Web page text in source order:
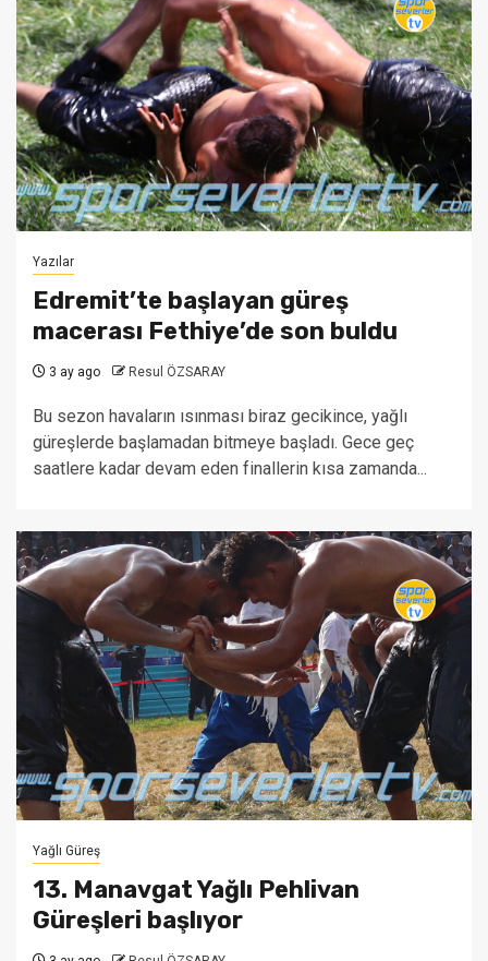
Yazılar
Edremit’te başlayan güreş
macerası Fethiye’de son buldu
3 ay ago Resul ÖZSARAY
Bu sezon havaların ısınması biraz gecikince, yağlı
güreşlerde başlamadan bitmeye başladı. Gece geç
saatlere kadar devam eden finallerin kısa zamanda...
Yağlı Güreş
13. Manavgat Yağlı Pehlivan
Güreşleri başlıyor